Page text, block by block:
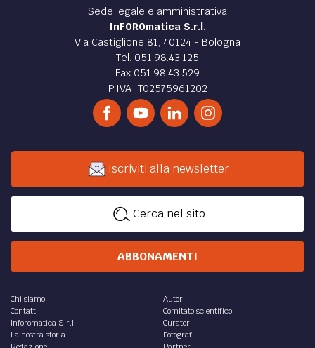
Sede legale e amministrativa
InFOROmatica S.r.l.
Via Castiglione 81, 40124 - Bologna
Tel. 051.98.43.125
Fax 051.98.43.529
P.IVA IT02575961202
Iscriviti alla newsletter
Cerca nel sito
ABBONAMENTI
Chi siamo
Contatti
Inforomatica S.r.l.
La nostra storia
Autori
Comitato scientifico
Curatori
Fotografi